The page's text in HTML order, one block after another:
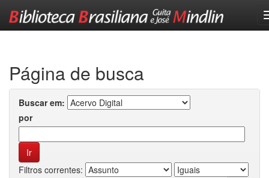
Página de busca
Buscar em:
por
Filtros correntes: